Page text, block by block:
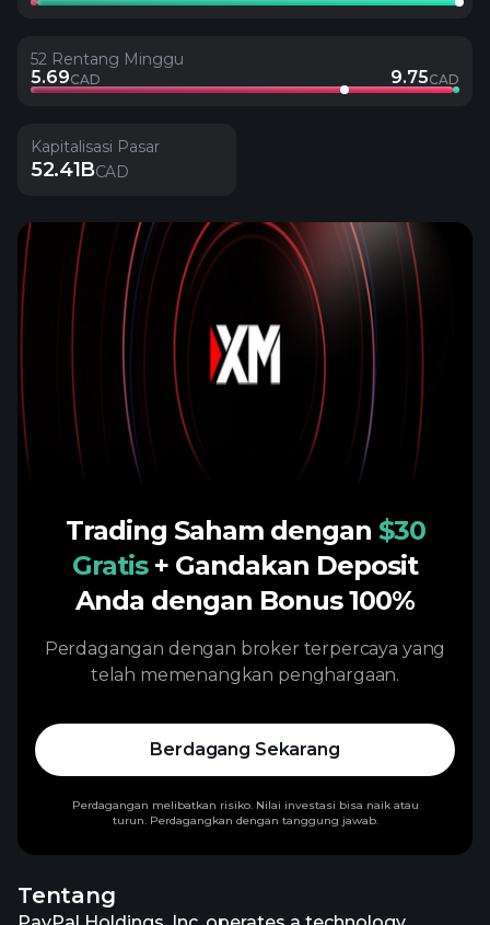
52 Rentang Minggu
5.69CAD 9.75CAD
Kapitalisasi Pasar
52.41BCAD
Tentang
Trading Saham dengan $30
Gratis + Gandakan Deposit
Anda dengan Bonus 100%
Perdagangan dengan broker terpercaya yang
telah memenangkan penghargaan.
Berdagang Sekarang
Perdagangan melibatkan risiko. Nilai investasi bisa naik atau
turun. Perdagangkan dengan tanggung jawab.